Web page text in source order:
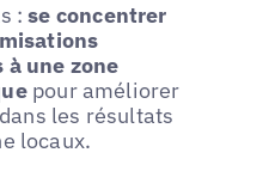
:se concentrer
une zone
pour améliorer
les résultats
locaux.